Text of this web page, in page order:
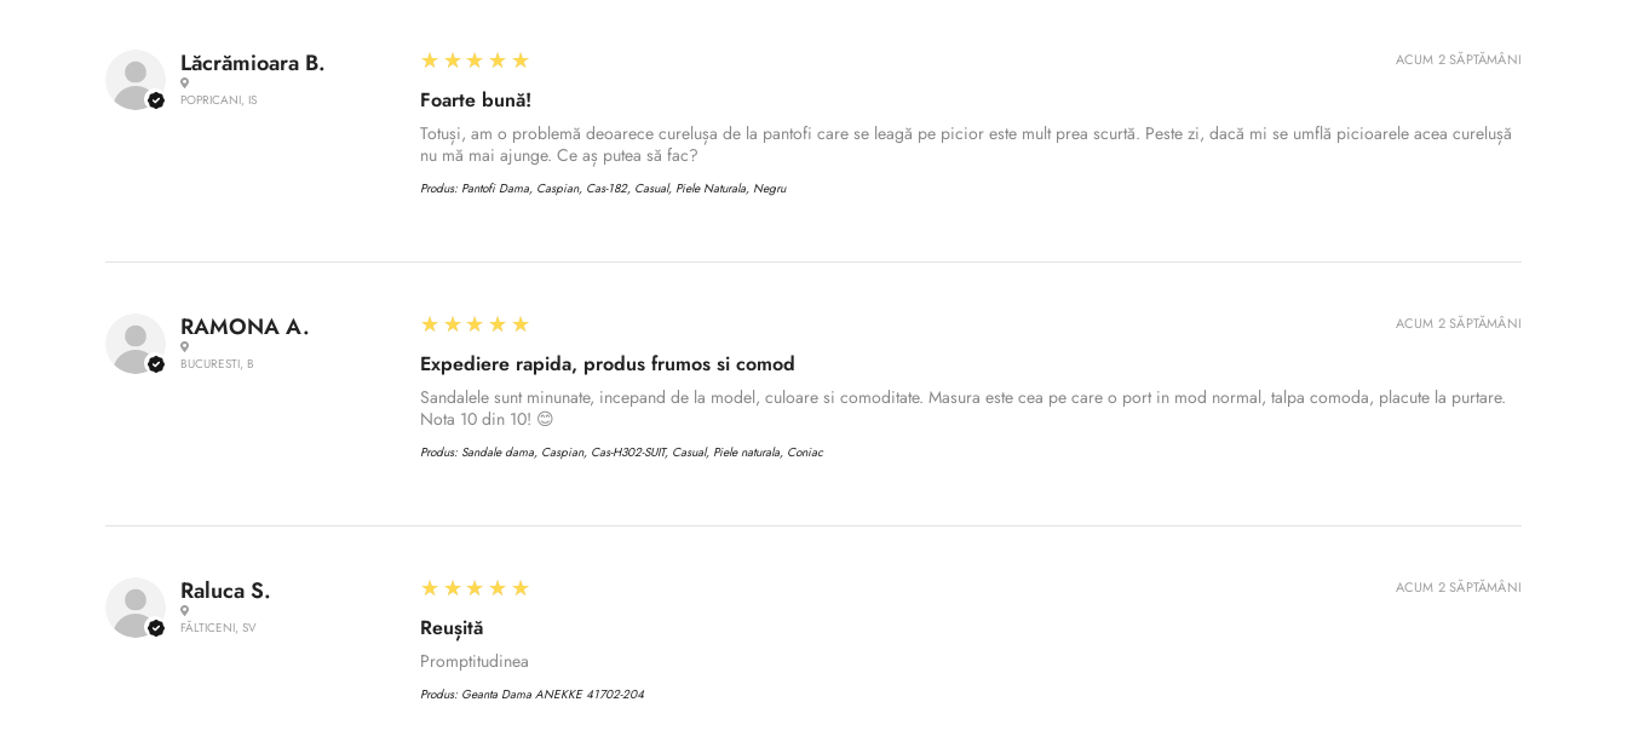
Lăcrămioara B.
POPRICANI, IS
5
★★★★★
Foarte bună!
Totuși, am o problemă deoarece curelușa de la pantofi care se leagă pe picior este mult prea scurtă. Peste zi, dacă mi se umflă picioarele acea curelușă
nu mă mai ajunge. Ce aș putea să fac?
Produs: Pantofi Dama, Caspian, Cas-182, Casual, Piele Naturala, Negru
ACUM 2 SĂPTĂMÂNI
RAMONA A.
BUCURESTI, B
5
★★★★★
Expediere rapida, produs frumos si comod
Sandalele sunt minunate, incepand de la model, culoare si comoditate. Masura este cea pe care o port in mod normal, talpa comoda, placute la purtare.
Nota 10 din 10! 😊
Produs: Sandale dama, Caspian, Cas-H302-SUIT, Casual, Piele naturala, Coniac
ACUM 2 SĂPTĂMÂNI
Raluca S.
FĂLTICENI, SV
5
★★★★★
Reușită
Promptitudinea
Produs: Geanta Dama ANEKKE 41702-204
ACUM 2 SĂPTĂMÂNI